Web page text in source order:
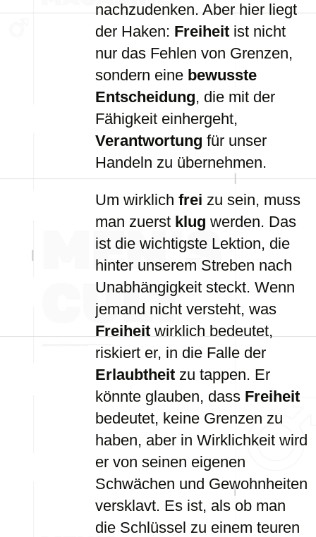
nachzudenken. Aber hier liegt
der Haken: Freiheit ist nicht
nur das Fehlen von Grenzen,
sondern eine bewusste
Entscheidung, die mit der
Fähigkeit einhergeht,
Verantwortung für unser
Handeln zu übernehmen.
Um wirklich frei zu sein, muss
man zuerst klug werden. Das
ist die wichtigste Lektion, die
hinter unserem Streben nach
Unabhängigkeit steckt. Wenn
jemand nicht versteht, was
Freiheit wirklich bedeutet,
riskiert er, in die Falle der
Erlaubtheit zu tappen. Er
könnte glauben, dass Freiheit
bedeutet, keine Grenzen zu
haben, aber in Wirklichkeit wird
er von seinen eigenen
Schwächen und Gewohnheiten
versklavt. Es ist, als ob man
die Schlüssel zu einem teuren